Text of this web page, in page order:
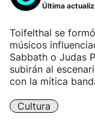
Última
Toifelthal se
músicos
Sabbath o Judas
subirán al
con la mítica
Cultura